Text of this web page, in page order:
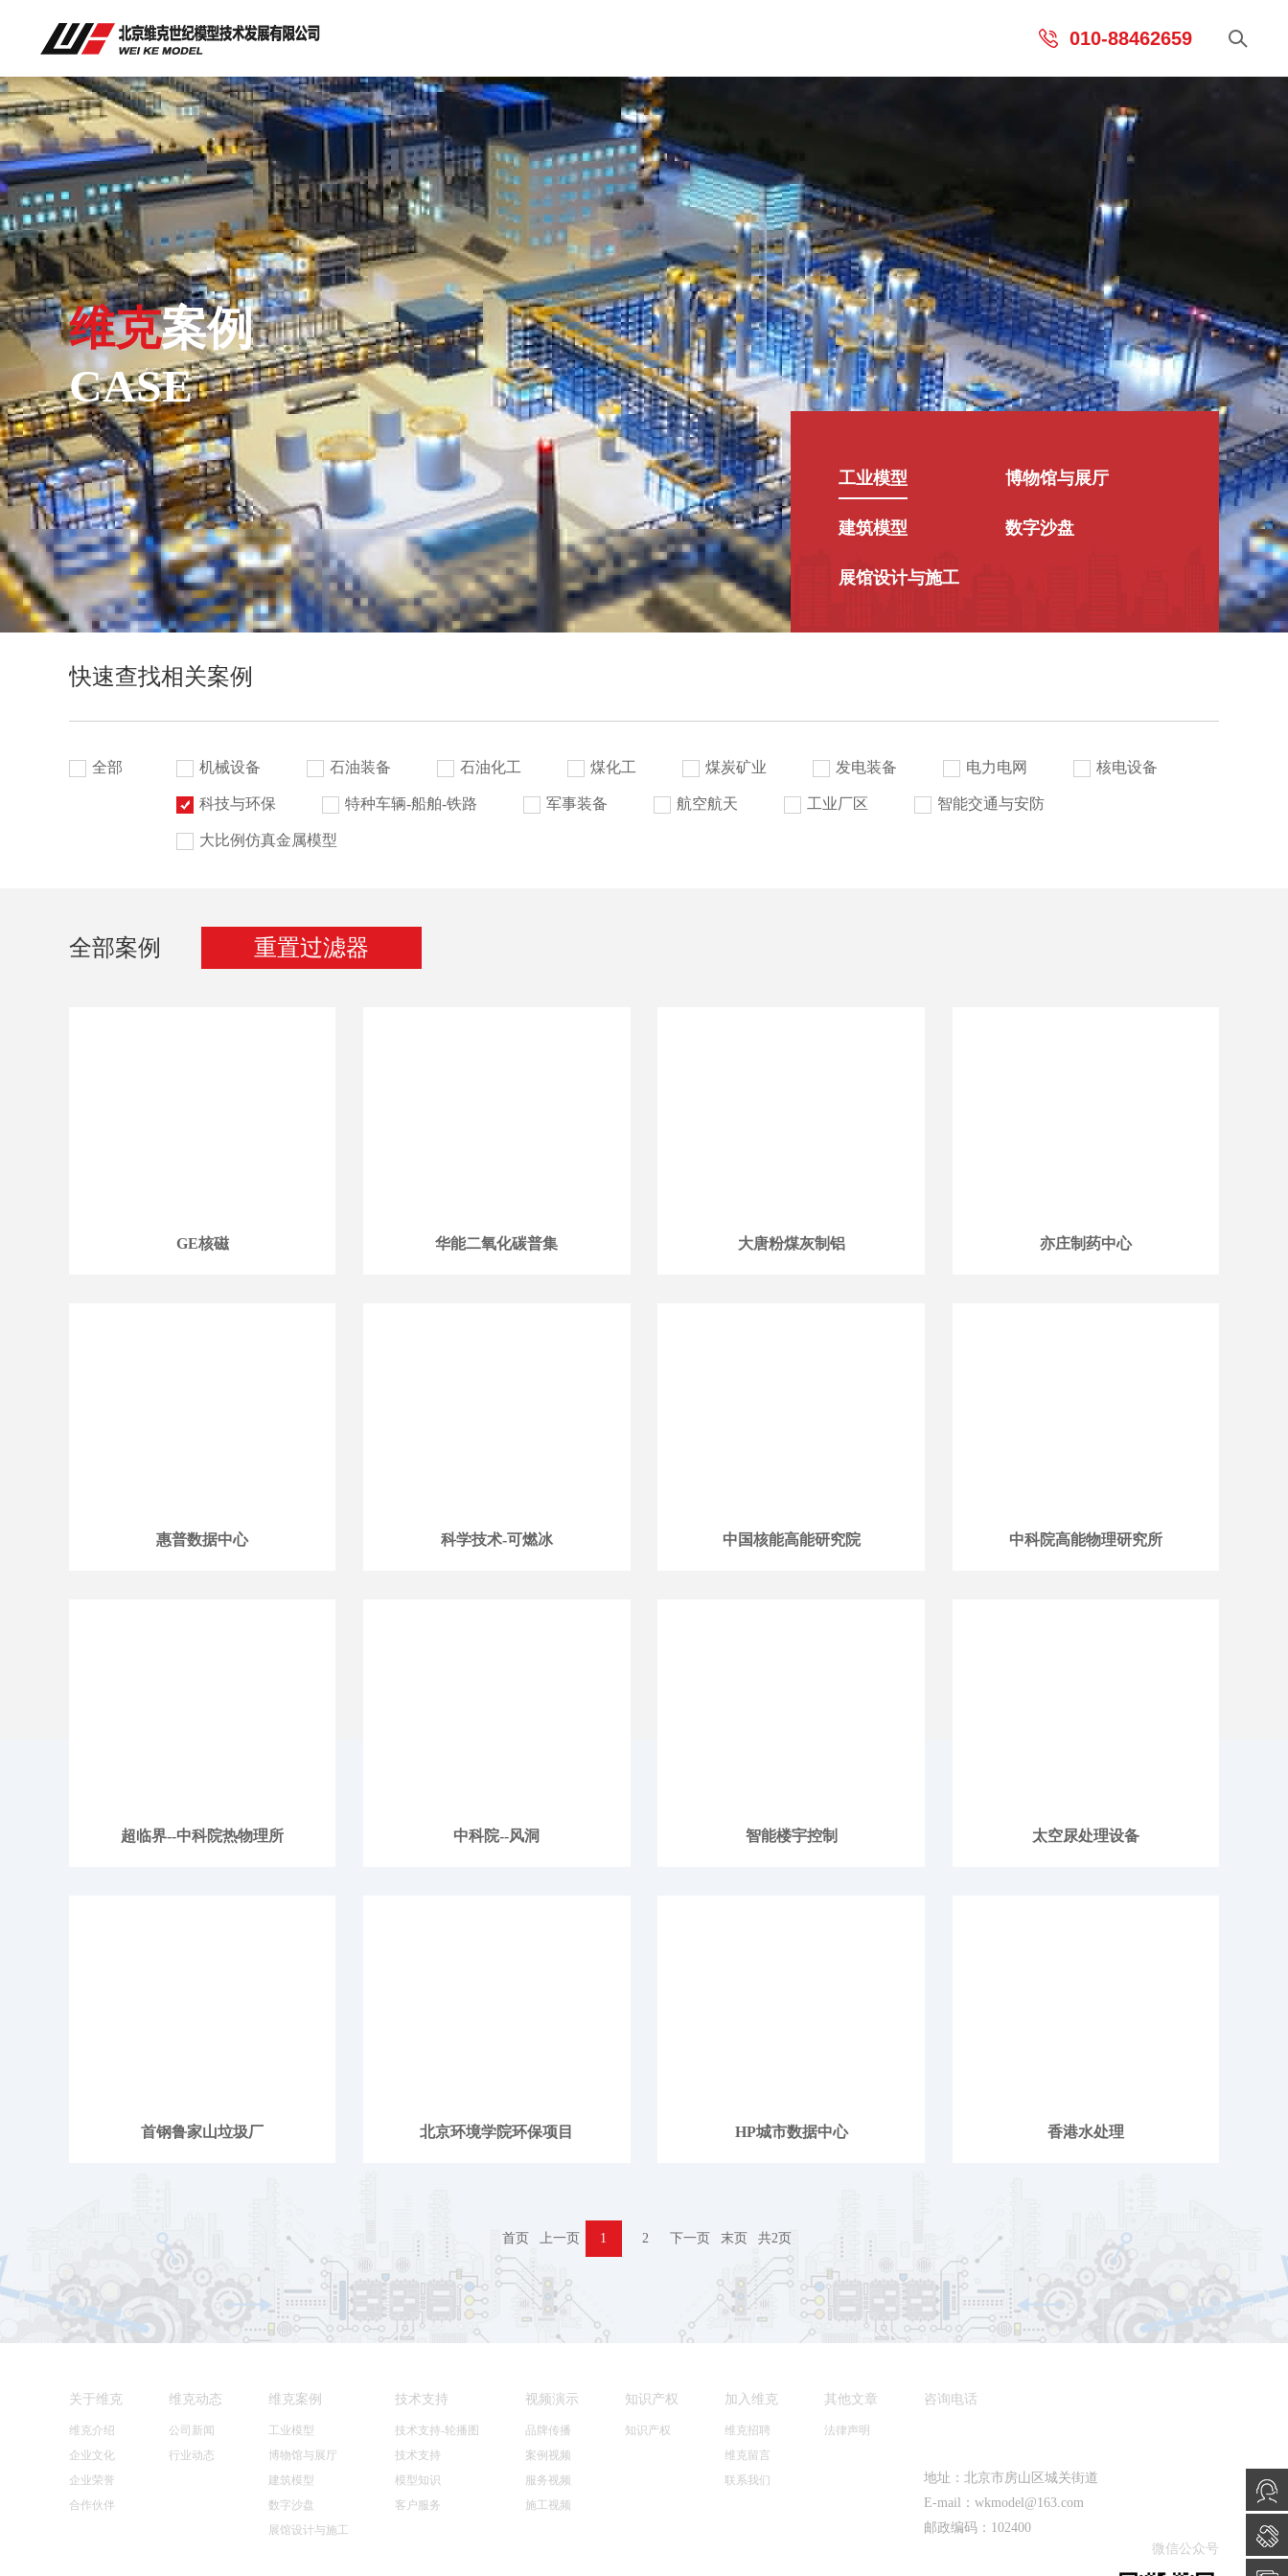
010-88462659
首页 关于维克 加入维克
维克案例
CASE
工业模型 博物馆与展厅
建筑模型 数字沙盘
展馆设计与施工
快速查找相关案例
全部 机械设备 石油装备 石油化工 煤化工 煤炭矿业 发电装备 电力电网 核电设备
科技与环保 特种车辆-船舶-铁路 军事装备 航空航天 工业厂区 智能交通与安防
大比例仿真金属模型
全部案例 重置过滤器
GE核磁 华能二氧化碳普集 大唐粉煤灰制铝 亦庄制药中心
惠普数据中心 科学技术-可燃冰 中国核能高能研究院 中科院高能物理研究所
超临界--中科院热物理所 中科院--风洞 智能楼宇控制 太空尿处理设备
首钢鲁家山垃圾厂 北京环境学院环保项目 HP城市数据中心 香港水处理
首页 上一页 1 2 下一页 末页 共2页
关于维克
维克介绍
企业文化
企业荣誉
合作伙伴
维克动态
公司新闻
行业动态
维克案例
工业模型
博物馆与展厅
建筑模型
数字沙盘
展馆设计与施工
技术支持
技术支持-轮播图
技术支持
模型知识
客户服务
视频演示
品牌传播
案例视频
服务视频
施工视频
知识产权
知识产权
加入维克
维克招聘
维克留言
联系我们
其他文章
法律声明
咨询电话
地址：北京市房山区城关街道
E-mail：wkmodel@163.com
邮政编码：102400
微信公众号